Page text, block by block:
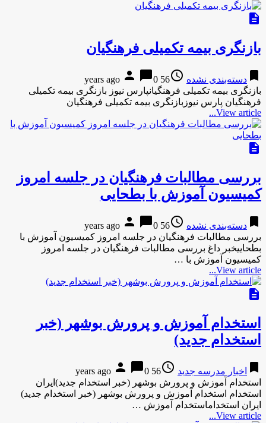
description
بازنگری بیمه تکمیلی فرهنگیان
bookmark دسته‌بندی نشده access_time
56 years ago
person chat_bubble0
بازنگری بیمه تکمیلی فرهنگیانپارس نیوز بازنگری بیمه تکمیلی
فرهنگیان پارس نیوزبازنگری بیمه تکمیلی فرهنگیان
View article...
description
بررسی مطالبات فرهنگیان در جلسه امروز
کمیسیون آموزش با بطحایی
bookmark دسته‌بندی نشده access_time
56 years ago
person chat_bubble0
بررسی مطالبات فرهنگیان در جلسه امروز کمیسیون آموزش با
بطحاییخبر داغ بررسی مطالبات فرهنگیان در جلسه امروز
کمیسیون آموزش با …
View article...
description
استخدام آموزش و پرورش بوشهر (خبر
استخدام جدید)
bookmark اخبار مدرسه جدید access_time
56 years ago
person chat_bubble0
استخدام آموزش و پرورش بوشهر (خبر استخدام جدید)ایران
استخدام استخدام آموزش و پرورش بوشهر (خبر استخدام جدید)
ایران استخداماستخدام آموزش …
View article...